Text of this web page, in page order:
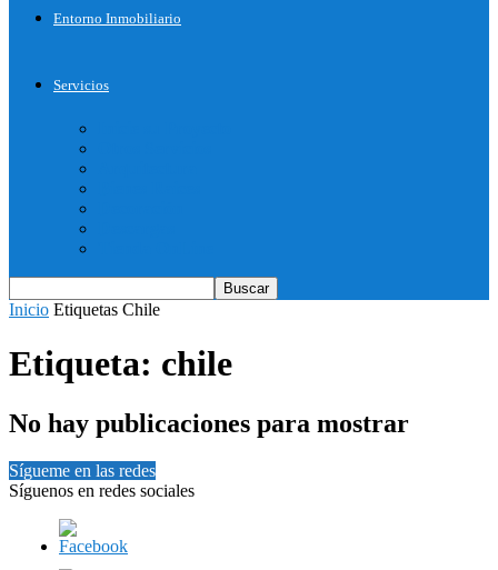
Entorno Inmobiliario
Servicios
Inicio Etiquetas Chile
Etiqueta: chile
No hay publicaciones para mostrar
Sígueme en las redes
Síguenos en redes sociales